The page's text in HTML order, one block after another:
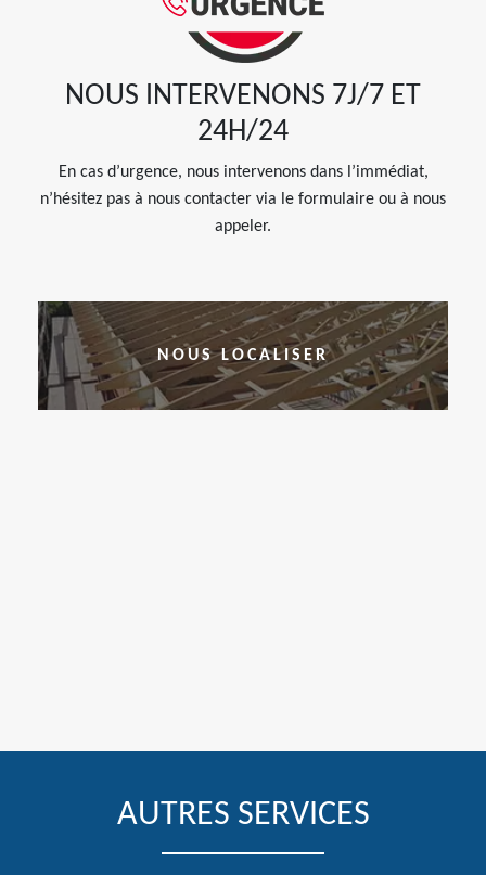
NOUS INTERVENONS 7J/7 ET
24H/24
En cas d’urgence, nous intervenons dans l’immédiat,
n’hésitez pas à nous contacter via le formulaire ou à nous
appeler.
NOUS LOCALISER
AUTRES SERVICES